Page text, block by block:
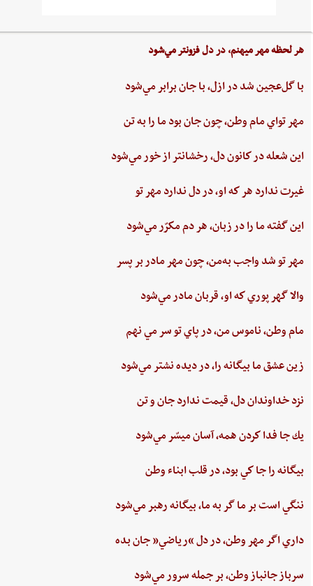
هر لحظه‌ مهر ميهنم،‌ در دل‌ فزونتر مي‌شود
با گل‌عجين‌ شد در ازل،‌ با جان‌ برابر مي‌شود
مهر تواي ‌مام ‌وطن،‌ چون‌ جان‌ بود ما را به‌ تن
اين ‌شعله ‌در كانون ‌دل، ‌رخشانتر از خور مي‌شود
غيرت‌ ندارد هر كه او، در دل‌ ندارد مهر تو
اين‌ گفته‌ ما را در زبان، هر دم‌ مكرّر مي‌شود
مهر تو شد واجب‌ به‌من،‌ چون‌ مهر مادر بر پسر
والا گهر پوري‌ كه او، قربان مادر مي‌شود
مام‌ وطن‌، ناموس‌ من‌، در پاي ‌تو سر مي نهم‌
زين‌ عشق‌ ما بيگانه را، در ديده ‌نشتر مي‌شود
نزد خداوندان دل،‌ قيمت‌ ندارد جان‌ و تن
يك جا فدا كردن‌ همه،‌ آسان ميسّر مي‌شود
بيگانه‌ را جا كي‌ بود، در قلب‌ ابناء وطن
ننگي ‌است ‌بر ما گر به ‌ما، بيگانه‌ رهبر مي‌شود
داري‌ اگر مهر وطن،‌ در دل‌ “رياضي”‌ جان ‌بده‌
سرباز جانباز وطن،‌ بر جمله سرور مي‌شود